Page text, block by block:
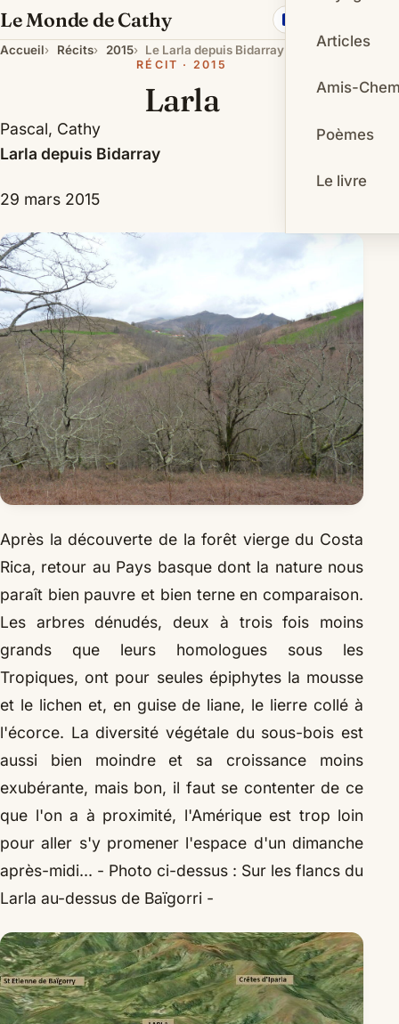
Le Monde de Cathy
Articles
Amis-
Poèmes
Le livre
Français
Accueil Récits 2015 Le Larla depuis Bidarray - 29 mars
RÉCIT · 2015
Larla
Pascal, Cathy
Larla depuis Bidarray
29 mars 2015
Après la découverte de la forêt vierge du Costa
Rica, retour au Pays basque dont la nature nous
paraît bien pauvre et bien terne en comparaison.
Les arbres dénudés, deux à trois fois moins
grands que leurs homologues sous les
Tropiques, ont pour seules épiphytes la mousse
et le lichen et, en guise de liane, le lierre collé à
l'écorce. La diversité végétale du sous-bois est
aussi bien moindre et sa croissance moins
exubérante, mais bon, il faut se contenter de ce
que l'on a à proximité, l'Amérique est trop loin
pour aller s'y promener l'espace d'un dimanche
après-midi... - Photo ci-dessus : Sur les flancs du
Larla au-dessus de Baïgorri -